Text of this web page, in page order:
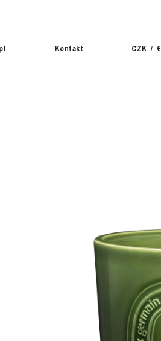
Kontakt CZK / €